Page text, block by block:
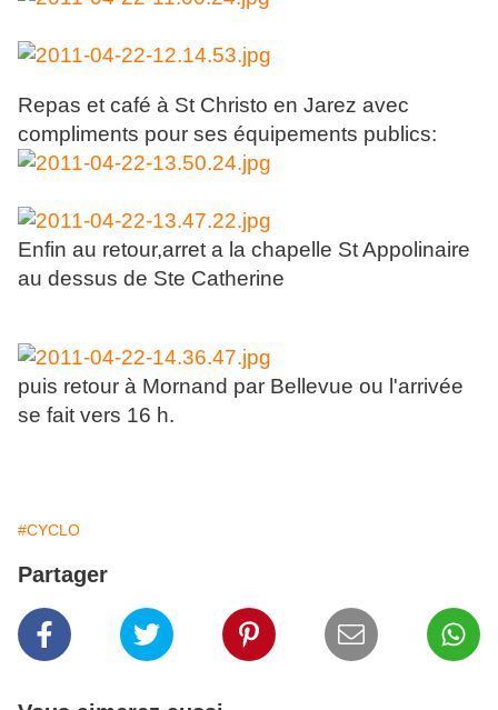
Repas et café à St Christo en Jarez avec
compliments pour ses équipements publics:
Enfin au retour,arret a la chapelle St Appolinaire
au dessus de Ste Catherine
puis retour à Mornand par Bellevue ou l'arrivée
se fait vers 16 h.
#CYCLO
Partager